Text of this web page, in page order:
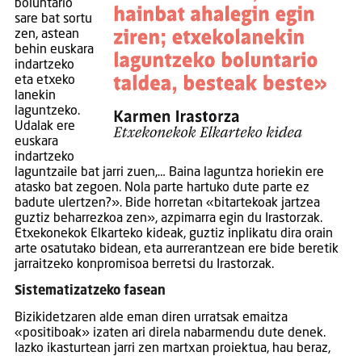
boluntario
sare bat sortu
zen, astean
behin euskara
indartzeko
eta etxeko
lanekin
laguntzeko.
Udalak ere
euskara
indartzeko
laguntzaile bat jarri zuen,… Baina laguntza horiekin ere
atasko bat zegoen. Nola parte hartuko dute parte ez
badute ulertzen?». Bide horretan «bitartekoak jartzea
guztiz beharrezkoa zen», azpimarra egin du Irastorzak.
Etxekonekok Elkarteko kideak, guztiz inplikatu dira orain
arte osatutako bidean, eta aurrerantzean ere bide beretik
jarraitzeko konpromisoa berretsi du Irastorzak.
Sistematizatzeko fasean
Bizikidetzaren alde eman diren urratsak emaitza
«positiboak» izaten ari direla nabarmendu dute denek.
Iazko ikasturtean jarri zen martxan proiektua, hau beraz,